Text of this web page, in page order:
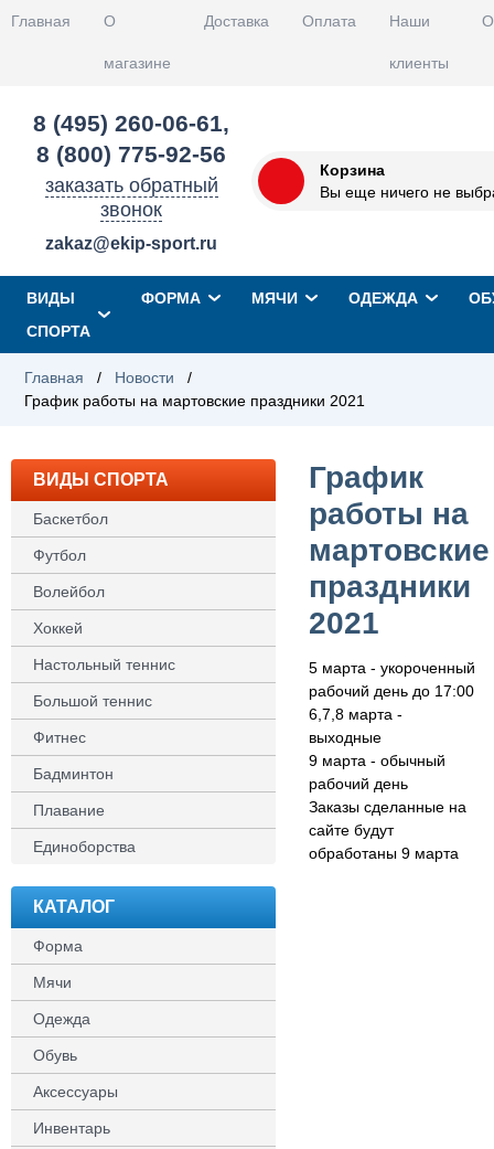
Главная О
магазине
Доставка Оплата Наши
клиенты
8 (495) 260-06-61,
8 (800) 775-92-56
заказать обратный
звонок
zakaz@ekip-sport.ru
Корзина
Вы еще ничего не
ВИДЫ
СПОРТА
ФОРМА МЯЧИ ОДЕЖДА
Главная / Новости
/
График работы на мартовские праздники 2021
ВИДЫ СПОРТА
Баскетбол
Футбол
Волейбол
Хоккей
Настольный теннис
Большой теннис
Фитнес
Бадминтон
Плавание
Единоборства
КАТАЛОГ
Форма
Мячи
Одежда
Обувь
Аксессуары
Инвентарь
График
работы на
мартовские
праздники
2021
5 марта - укороченный
рабочий день до 17:00
6,7,8 марта -
выходные
9 марта - обычный
рабочий день
Заказы сделанные на
сайте будут
обработаны 9 марта